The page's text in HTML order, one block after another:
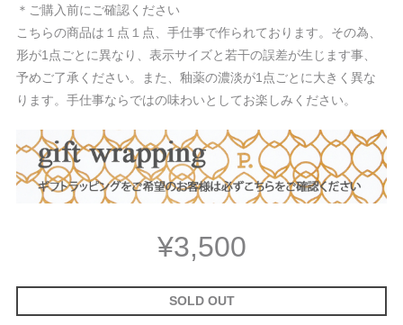
＊ご購入前にご確認ください
こちらの商品は１点１点、手仕事で作られております。その為、
形が1点ごとに異なり、表示サイズと若干の誤差が生じます事、
予めご了承ください。また、釉薬の濃淡が1点ごとに大きく異な
ります。手仕事ならではの味わいとしてお楽しみください。
¥3,500
SOLD OUT